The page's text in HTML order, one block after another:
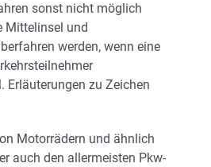
sonst nicht möglich
Mittelinsel und
werden, wenn eine
Erläuterungen zu Zeichen
Motorrädern und ähnlich
auch den allermeisten Pkw-